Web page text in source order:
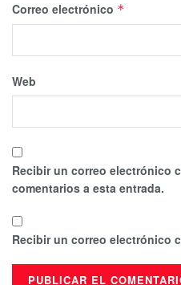
Correo electrónico *
Web
Recibir un correo electrónico
comentarios a esta entrada.
Recibir un correo electrónico